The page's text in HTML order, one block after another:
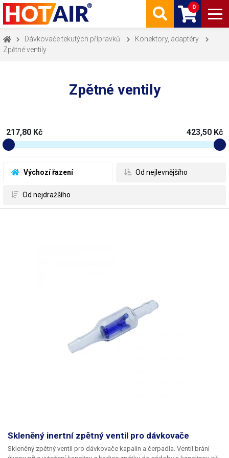
0
Dávkovače tekutých přípravků
Konektory, adaptéry
Zpětné ventily
Zpětné ventily
Výchozí řazení Od nejlevnějšího
Od nejdražšího
217,80 Kč 423,50 Kč
Skleněný inertní zpětný ventil pro dávkovače
Skleněný zpětný ventil pro dávkovače kapalin a čerpadla.